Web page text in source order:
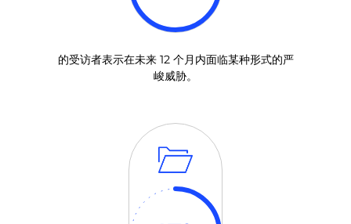
的受访者表示在未来 12 个月内面临某种形式的严
峻威胁。